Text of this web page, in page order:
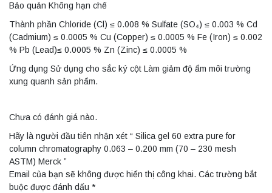
Bảo quản Không hạn chế
Thành phần Chloride (Cl) ≤ 0.008 % Sulfate (SO₄) ≤ 0.003 % Cd
(Cadmium) ≤ 0.0005 % Cu (Copper) ≤ 0.0005 % Fe (Iron) ≤ 0.002
% Pb (Lead)≤ 0.0005 % Zn (Zinc) ≤ 0.0005 %
Ứng dụng Sử dụng cho sắc ký cột Làm giảm độ ẩm môi trường
xung quanh sản phẩm.
Chưa có đánh giá nào.
Hãy là người đầu tiên nhận xét “ Silica gel 60 extra pure for
column chromatography 0.063 – 0.200 mm (70 – 230 mesh
ASTM) Merck ”
Email của bạn sẽ không được hiển thị công khai. Các trường bắt
buộc được đánh dấu *